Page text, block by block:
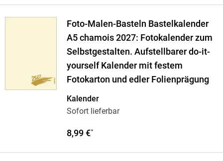
Foto-Malen-Basteln Bastelkalender
A5 chamois 2027: Fotokalender zum
Selbstgestalten. Aufstellbarer do-it-
yourself Kalender mit festem
Fotokarton und edler Folienprägung
Kalender
Sofort lieferbar
8,99 €*